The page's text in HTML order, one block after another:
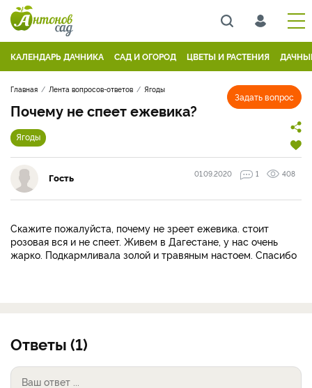
КАЛЕНДАРЬ ДАЧНИКА САД И ОГОРОД ЦВЕТЫ И РАСТЕНИЯ
Задать вопрос
Главная Лента вопросов-ответов Ягоды
Почему не спеет ежевика?
Ягоды
Гость 01.09.2020 1 408
Скажите пожалуйста, почему не зреет ежевика. стоит
розовая вся и не спеет. Живем в Дагестане, у нас очень
жарко. Подкармливала золой и травяным настоем. Спасибо
Ответы (1)